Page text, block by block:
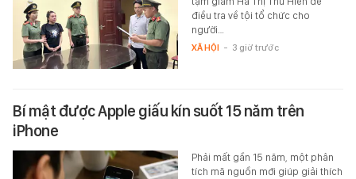
điều tra về tội tổ chức cho
người…
XÃ HỘI - 3 giờ trước
Bí mật được Apple giấu kín suốt 15 năm trên
iPhone
Phải mất gần 15 năm, một phân
tích mã nguồn mới giúp giải thích